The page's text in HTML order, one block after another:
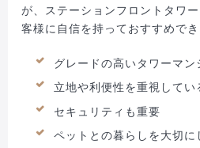
が、ステーションフロントタワ
客様に自信を持っておすすめでき
グレードの高いタワーマ
立地や利便性を重視してい
セキュリティも重要
ペットとの暮らしを大切に